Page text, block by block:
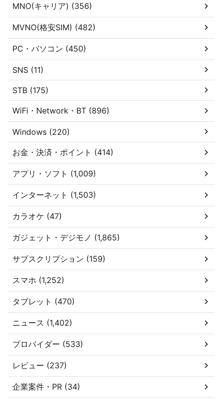
MNO(キャリア) (356)
MVNO(格安SIM) (482)
PC・パソコン (450)
SNS (11)
STB (175)
WiFi・Network・BT (896)
Windows (220)
お金・決済・ポイント (414)
アプリ・ソフト (1,009)
インターネット (1,503)
カラオケ (47)
ガジェット・デジモノ (1,865)
サブスクリプション (159)
スマホ (1,252)
タブレット (470)
ニュース (1,402)
プロバイダー (533)
レビュー (237)
企業案件・PR (34)